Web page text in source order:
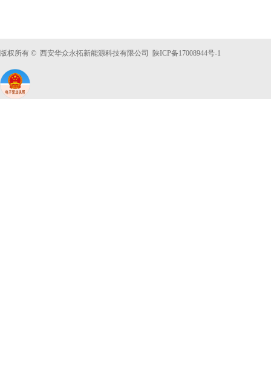
版权所有 © 西安华众永拓新能源科技有限公司 陕ICP备17008944号-1